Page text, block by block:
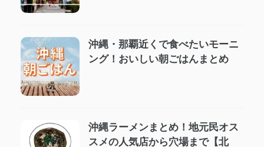
沖縄・那覇近くで食べたいモーニ
ング！おいしい朝ごはんまとめ
沖縄ラーメンまとめ！地元民オス
スメの人気店から穴場まで【北